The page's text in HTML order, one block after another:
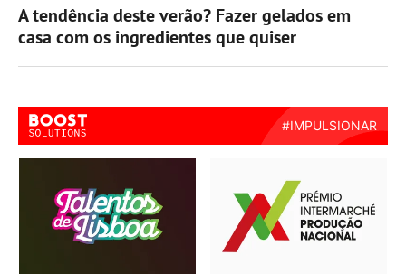
A tendência deste verão? Fazer gelados em
casa com os ingredientes que quiser